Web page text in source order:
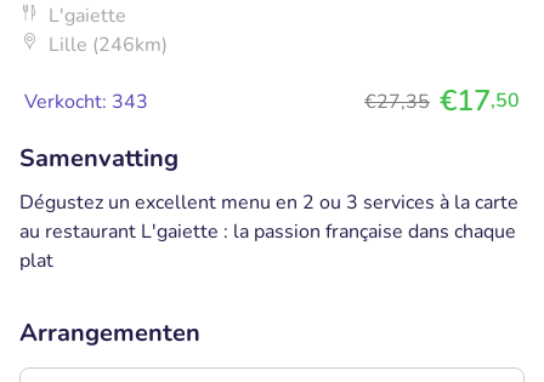
L'gaiette
Lille (246km)
Verkocht: 343 €27,35 €17,50
Samenvatting
Dégustez un excellent menu en 2 ou 3 services à la carte
au restaurant L'gaiette : la passion française dans chaque
plat
Arrangementen